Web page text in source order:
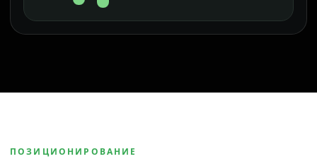
ПОЗИЦИОНИРОВАНИЕ